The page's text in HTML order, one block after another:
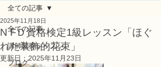
全ての記事
講師取得レッスン
ブログ
全ての記事
N FＤ資格検定1級レッスン「ほぐ
れた装飾的花束」
2025年11月18日
更新日：2025年11月23日